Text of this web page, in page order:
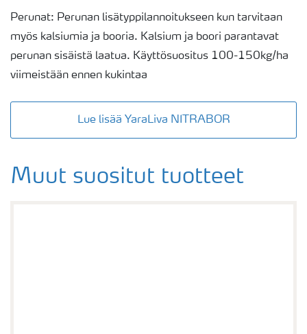
Perunat: Perunan lisätyppilannoitukseen kun tarvitaan
myös kalsiumia ja booria. Kalsium ja boori parantavat
perunan sisäistä laatua. Käyttösuositus 100-150kg/ha
viimeistään ennen kukintaa
Lue lisää YaraLiva NITRABOR
Muut suositut tuotteet